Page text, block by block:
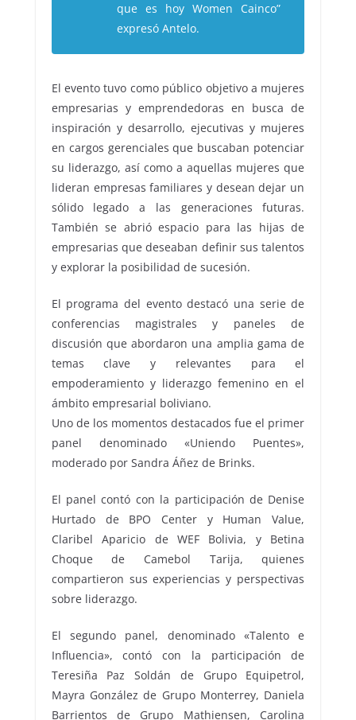
que es hoy Women Cainco”
expresó Antelo.
El evento tuvo como público objetivo a mujeres
empresarias y emprendedoras en busca de
inspiración y desarrollo, ejecutivas y mujeres
en cargos gerenciales que buscaban potenciar
su liderazgo, así como a aquellas mujeres que
lideran empresas familiares y desean dejar un
sólido legado a las generaciones futuras.
También se abrió espacio para las hijas de
empresarias que deseaban definir sus talentos
y explorar la posibilidad de sucesión.
El programa del evento destacó una serie de
conferencias magistrales y paneles de
discusión que abordaron una amplia gama de
temas clave y relevantes para el
empoderamiento y liderazgo femenino en el
ámbito empresarial boliviano.
Uno de los momentos destacados fue el primer
panel denominado «Uniendo Puentes»,
moderado por Sandra Áñez de Brinks.
El panel contó con la participación de Denise
Hurtado de BPO Center y Human Value,
Claribel Aparicio de WEF Bolivia, y Betina
Choque de Camebol Tarija, quienes
compartieron sus experiencias y perspectivas
sobre liderazgo.
El segundo panel, denominado «Talento e
Influencia», contó con la participación de
Teresiña Paz Soldán de Grupo Equipetrol,
Mayra González de Grupo Monterrey, Daniela
Barrientos de Grupo Mathiensen, Carolina